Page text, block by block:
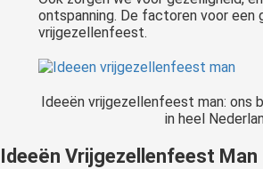
ontspanning. De factoren voor een
vrijgezellenfeest.
Ideeën vrijgezellenfeest man: ons
in heel
Ideeën Vrijgezellenfeest Man